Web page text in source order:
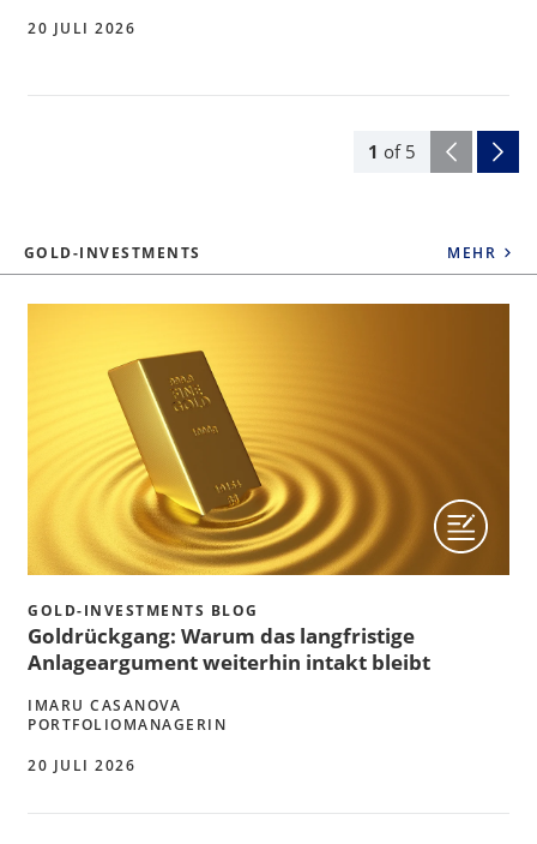
1 of 5
20 JULI 2026
GOLD-INVESTMENTS MEHR
GOLD-INVESTMENTS BLOG
Goldrückgang: Warum das langfristige
Anlageargument weiterhin intakt bleibt
IMARU CASANOVA
PORTFOLIOMANAGERIN
20 JULI 2026